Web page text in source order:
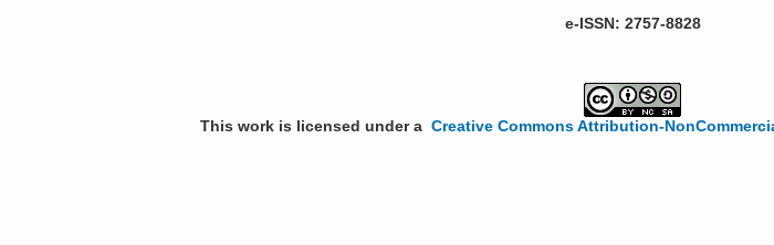
e-ISSN: 2757-8828
This work is licensed under a Creative Commons Attribution-